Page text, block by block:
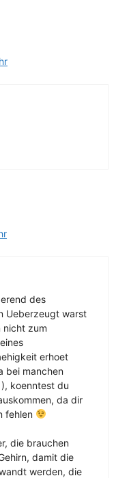
des
Ueberzeugt warst
nicht zum
erhoet
bei manchen
), koenntest du
da dir
fehlen
die brauchen
damit die
werden, die